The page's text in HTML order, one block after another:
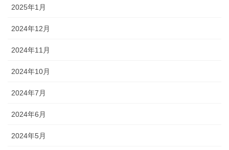
2025年1月
2024年12月
2024年11月
2024年10月
2024年7月
2024年6月
2024年5月